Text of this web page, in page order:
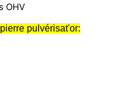
OHV
pulvérisat'or: